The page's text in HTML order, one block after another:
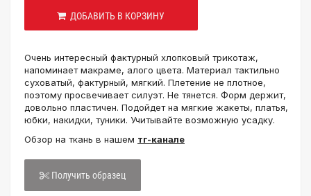
ДОБАВИТЬ В КОРЗИНУ
Очень интересный фактурный хлопковый трикотаж,
напоминает макраме, алого цвета. Материал тактильно
суховатый, фактурный, мягкий. Плетение не плотное,
поэтому просвечивает силуэт. Не тянется. Форм держит,
довольно пластичен. Подойдет на мягкие жакеты, платья,
юбки, накидки, туники. Учитывайте возможную усадку.
Обзор на ткань в нашем тг-канале
Получить образец